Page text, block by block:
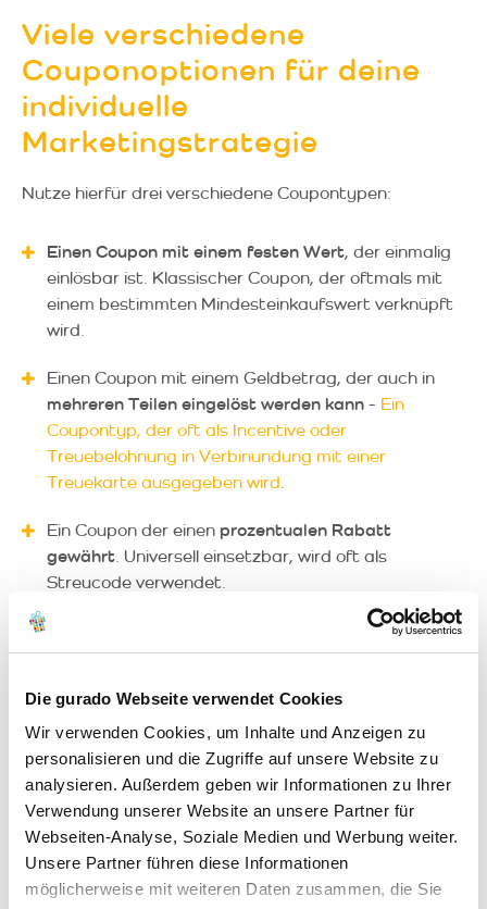
Die gurado Webseite verwendet Cookies
Wir verwenden Cookies, um Inhalte und Anzeigen zu
personalisieren und die Zugriffe auf unsere Website zu
analysieren. Außerdem geben wir Informationen zu Ihrer
Verwendung unserer Website an unsere Partner für
Webseiten-Analyse, Soziale Medien und Werbung weiter.
Unsere Partner führen diese Informationen
möglicherweise mit weiteren Daten zusammen, die Sie
Viele verschiedene
Couponoptionen für deine
individuelle
Marketingstrategie
Nutze hierfür drei verschiedene Coupontypen:
Einen Coupon mit einem festen Wert, der einmalig
einlösbar ist. Klassischer Coupon, der oftmals mit
einem bestimmten Mindesteinkaufswert verknüpft
wird.
Einen Coupon mit einem Geldbetrag, der auch in
mehreren Teilen eingelöst werden kann - Ein
Coupontyp, der oft als Incentive oder
Treuebelohnung in Verbinundung mit einer
Treuekarte ausgegeben wird
Ein Coupon der einen prozentualen Rabatt
gewährt . Universell einsetzbar, wird oft als
Streucode verwendet.